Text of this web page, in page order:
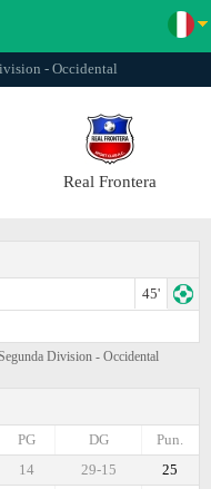
- Occidental
Real Frontera
45'
Division - Occidental
Pun.
DG
PG
25
29-15
14